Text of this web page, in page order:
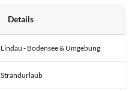
Details
Lindau - Bodensee & Umgebung
Strandurlaub